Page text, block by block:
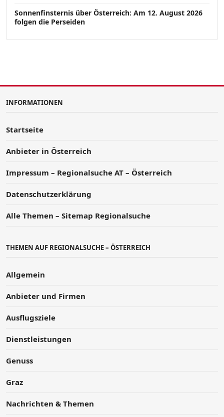
Sonnenfinsternis über Österreich: Am 12. August 2026
folgen die Perseiden
INFORMATIONEN
Startseite
Anbieter in Österreich
Impressum – Regionalsuche AT – Österreich
Datenschutzerklärung
Alle Themen – Sitemap Regionalsuche
THEMEN AUF REGIONALSUCHE – ÖSTERREICH
Allgemein
Anbieter und Firmen
Ausflugsziele
Dienstleistungen
Genuss
Graz
Nachrichten & Themen